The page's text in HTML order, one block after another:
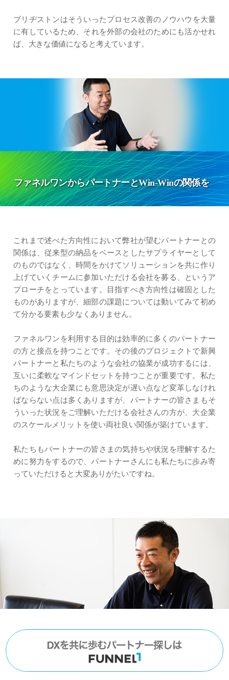
ブリヂストンはそういったプロセス改善のノウハウを大量
に有しているため、それを外部の会社のためにも活かせれ
ば、大きな価値になると考えています。
ファネルワンからパートナーとWin-Winの関係を
これまで述べた方向性において弊社が望むパートナーとの
関係は、従来型の納品をベースとしたサプライヤーとして
のものではなく、時間をかけてソリューションを共に作り
上げていくチームに参加いただける会社を募る、というア
プローチをとっています。目指すべき方向性は確固とした
ものがありますが、細部の課題については動いてみて初め
て分かる要素も少なくありません。
ファネルワンを利用する目的は効率的に多くのパートナー
の方と接点を持つことです。その後のプロジェクトで新興
パートナーと私たちのような会社の協業が成功するには、
互いに柔軟なマインドセットを持つことが重要です。私た
ちのような大企業にも意思決定が遅い点など変革しなけれ
ばならない点は多くありますが、パートナーの皆さまもそ
ういった状況をご理解いただける会社さんの方が、大企業
のスケールメリットを使い両社良い関係が築けています。
私たちもパートナーの皆さまの気持ちや状況を理解するた
めに努力をするので、パートナーさんにも私たちに歩み寄
っていただけると大変ありがたいですね。